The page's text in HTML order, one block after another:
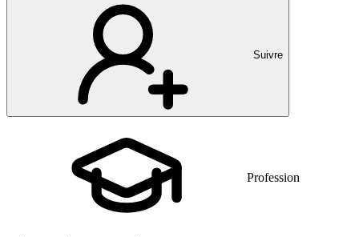
Suivre
Profession